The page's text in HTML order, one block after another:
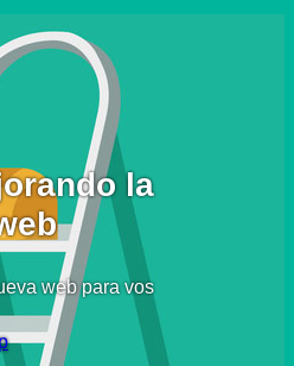
la
web para vos